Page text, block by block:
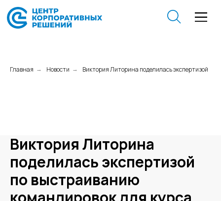
Главная → Новости → Виктория Литорина поделилась экспертизой
Виктория Литорина
поделилась экспертизой
по выстраиванию